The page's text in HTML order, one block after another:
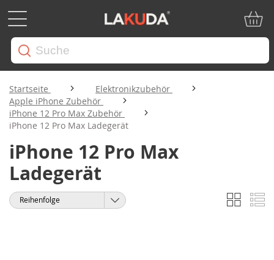
Startseite
Elektronikzubehör
Apple iPhone Zubehör
iPhone 12 Pro Max Zubehör
iPhone 12 Pro Max Ladegerät
iPhone 12 Pro Max
Ladegerät
Anzeigen
als
Liste
Sortieren